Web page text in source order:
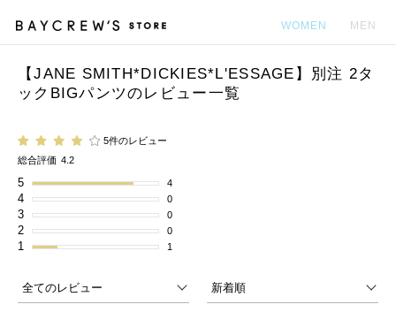
WOMEN MEN
【JANE SMITH*DICKIES*L'ESSAGE】別注 2タ
ックBIGパンツのレビュー一覧
5件のレビュー
総合評価 4.2
5 4
4 0
3 0
2 0
1 1